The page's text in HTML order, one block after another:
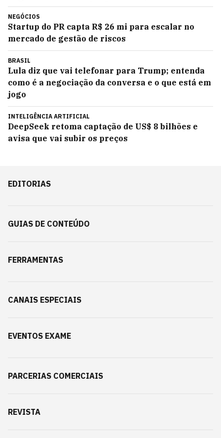
NEGÓCIOS
Startup do PR capta R$ 26 mi para escalar no
mercado de gestão de riscos
BRASIL
Lula diz que vai telefonar para Trump; entenda
como é a negociação da conversa e o que está em
jogo
INTELIGÊNCIA ARTIFICIAL
DeepSeek retoma captação de US$ 8 bilhões e
avisa que vai subir os preços
EDITORIAS
GUIAS DE CONTEÚDO
FERRAMENTAS
CANAIS ESPECIAIS
EVENTOS EXAME
PARCERIAS COMERCIAIS
REVISTA